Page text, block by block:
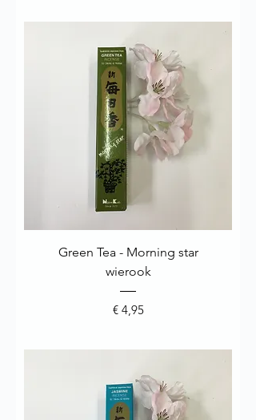
Green Tea - Morning star
wierook
Prijs
€ 4,95